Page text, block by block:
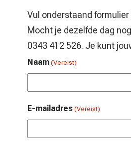
Vul onderstaand
Mocht je dezelfde dag
0343 412 526. Je kunt
Naam (Vereist)
E-mailadres (Vereist)